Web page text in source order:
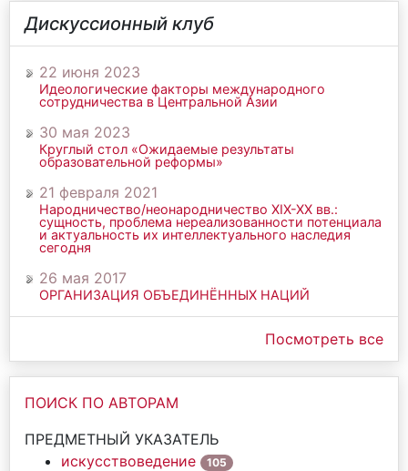
Дискуссионный клуб
22 июня 2023
Идеологические факторы международного
сотрудничества в Центральной Азии
30 мая 2023
Круглый стол «Ожидаемые результаты
образовательной реформы»
21 февраля 2021
Народничество/неонародничество ХIХ-ХХ вв.:
сущность, проблема нереализованности потенциала
и актуальность их интеллектуального наследия
сегодня
26 мая 2017
ОРГАНИЗАЦИЯ ОБЪЕДИНЁННЫХ НАЦИЙ
Посмотреть все
ПОИСК ПО АВТОРАМ
ПРЕДМЕТНЫЙ УКАЗАТЕЛЬ
искусствоведение
105